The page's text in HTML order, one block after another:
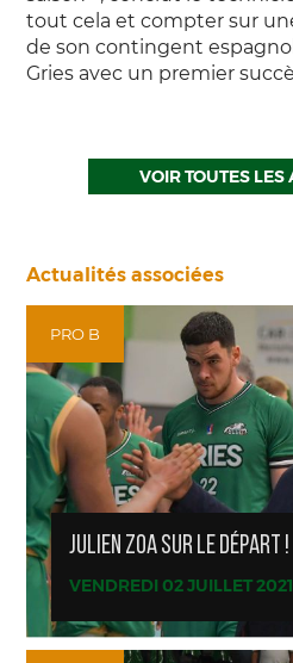
tout cela et compter sur
de son contingent
Gries avec un premier
VOIR TOUTES
Actualités associées
PRO B
JULIEN ZOA SUR LE DÉPART !
VENDREDI 02 JUILLET 2021